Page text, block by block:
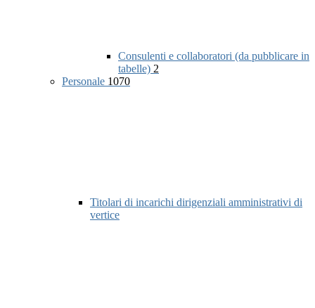
Consulenti e collaboratori (da pubblicare in
tabelle) 2
Personale 1070
Titolari di incarichi dirigenziali amministrativi di
vertice